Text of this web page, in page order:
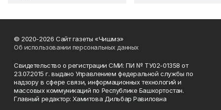
© 2020-2026 Сайт газеты «Чишмэ»
Об использовании персональных данных
Свидетельство о регистрации СМИ: ПИ № ТУ02-01358 от
23.07.2015 г. выдано Управлением федеральной службы по
надзору в сфере связи, информационных технологий и
массовых коммуникаций по Республике Башкортостан.
Главный редактор: Хамитова Дильбар Равиловна